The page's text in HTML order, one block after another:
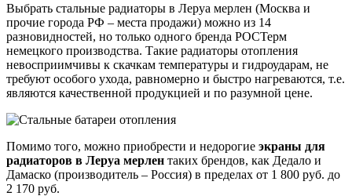
Выбрать стальные радиаторы в Леруа мерлен (Москва и
прочие города РФ – места продажи) можно из 14
разновидностей, но только одного бренда РОСТерм
немецкого производства. Такие радиаторы отопления
невосприимчивы к скачкам температуры и гидроударам, не
требуют особого ухода, равномерно и быстро нагреваются, т.е.
являются качественной продукцией и по разумной цене.
Помимо того, можно приобрести и недорогие экраны для
радиаторов в Леруа мерлен таких брендов, как Дедало и
Дамаско (производитель – Россия) в пределах от 1 800 руб. до
2 170 руб.